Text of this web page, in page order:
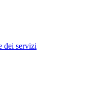
dei servizi